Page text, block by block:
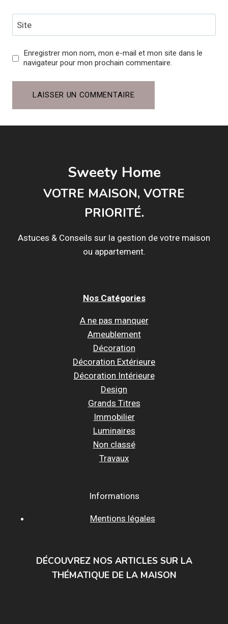
Site
Enregistrer mon nom, mon e-mail et mon site dans le
navigateur pour mon prochain commentaire.
Sweety Home
VOTRE MAISON, VOTRE
PRIORITÉ.
Astuces & Conseils sur la gestion de votre maison
ou appartement.
Nos Catégories
A ne pas manquer
Ameublement
Décoration
Décoration Extérieure
Décoration Intérieure
Design
Grands Titres
Immobilier
Luminaires
Non classé
Travaux
Informations
Mentions légales
DÉCOUVREZ NOS ARTICLES SUR LA
THÉMATIQUE DE LA MAISON